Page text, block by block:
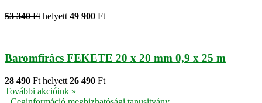
53 340 Ft helyett 49 900 Ft
Baromfirács FEKETE 20 x 20 mm 0,9 x 25 m
28 490 Ft helyett 26 490 Ft
További akcióink »